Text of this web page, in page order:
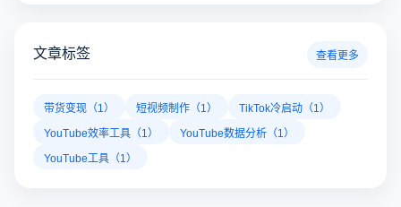
文章标签 查看更多
带货变现（1） 短视频制作（1）
TikTok冷启动（1）
YouTube效率工具（1）
YouTube数据分析（1）
YouTube工具（1）